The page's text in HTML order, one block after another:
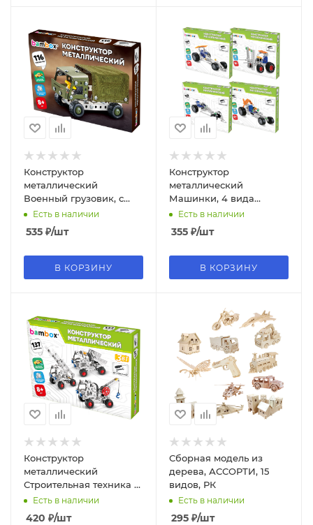
Конструктор
металлический
Военный грузовик, с
подвижными деталями,
116 элементов, BAMBOX,
666362
Есть в наличии
535 ₽/шт
В КОРЗИНУ
Конструктор
металлический
Машинки, 4 вида
ассорти, BAMBOX
(БАМБОКС), 666367
Есть в наличии
355 ₽/шт
В КОРЗИНУ
Конструктор
металлический
Строительная техника 3
в 1, подвижные детали,
137 элементов, 666369
Есть в наличии
420 ₽/шт
Сборная модель из
дерева, АССОРТИ, 15
видов, РК
Есть в наличии
295 ₽/шт